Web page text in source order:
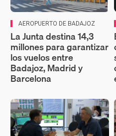
AEROPUERTO DE BADAJOZ
La Junta destina 14,3
millones para garantizar
los vuelos entre
Badajoz, Madrid y
Barcelona